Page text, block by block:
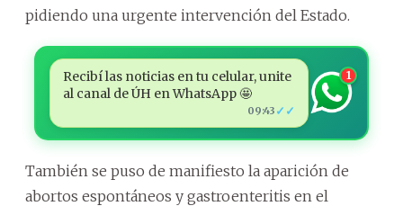
pidiendo una urgente intervención del Estado.
Recibí las noticias en tu celular, unite
al canal de ÚH en WhatsApp 🤩
09:43 ✓✓
1
También se puso de manifiesto la aparición de
abortos espontáneos y gastroenteritis en el